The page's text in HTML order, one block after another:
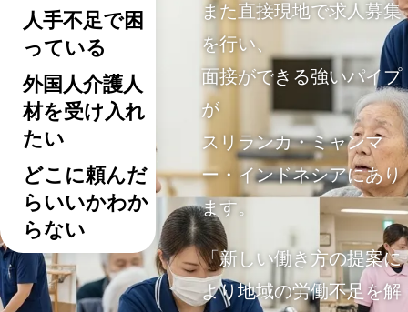
人手不足で困
っている
外国人介護人
材を受け入れ
たい
どこに頼んだ
らいいかわか
らない
また直接現地で求人募集
を行い、
面接ができる強いパイプ
が
スリランカ・ミャンマ
ー・インドネシアにあり
ます。
「新しい働き方の提案に
より地域の労働不足を解